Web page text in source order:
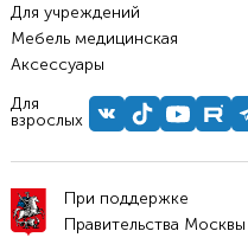
Для учреждений
Мебель медицинская
Аксессуары
Для
взрослых
При поддержке
Правительства Москвы